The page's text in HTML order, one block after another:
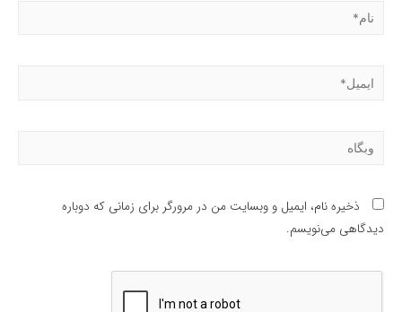
نام*
ایمیل*
وبگاه
ذخیره نام، ایمیل و وبسایت من در مرورگر برای زمانی که دوباره
دیدگاهی می‌نویسم.